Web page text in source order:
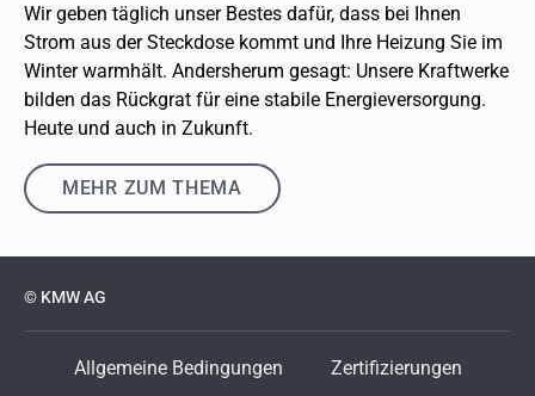
Wir geben täglich unser Bestes dafür, dass bei Ihnen
Strom aus der Steckdose kommt und Ihre Heizung Sie im
Winter warmhält. Andersherum gesagt: Unsere Kraftwerke
bilden das Rückgrat für eine stabile Energieversorgung.
Heute und auch in Zukunft.
MEHR ZUM THEMA
© KMW AG
Allgemeine Bedingungen Zertifizierungen